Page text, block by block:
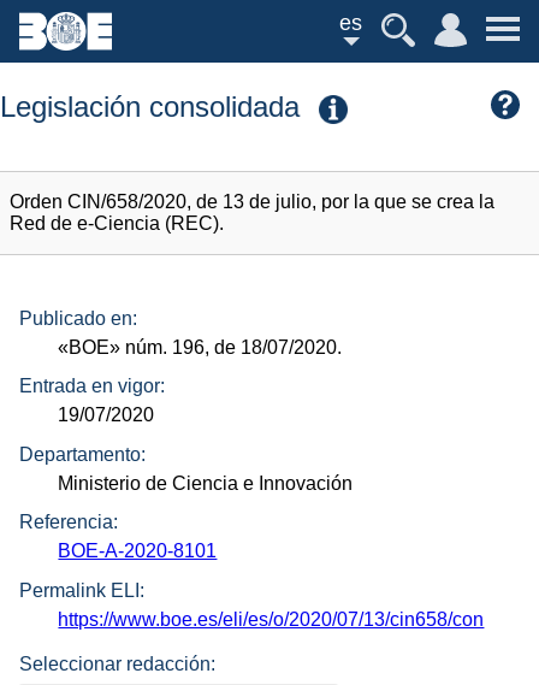
es
Legislación consolidada
Orden CIN/658/2020, de 13 de julio, por la que se crea la
Red de e-Ciencia (REC).
Publicado en:
«BOE» núm. 196, de 18/07/2020.
Entrada en vigor:
19/07/2020
Departamento:
Ministerio de Ciencia e Innovación
Referencia:
BOE-A-2020-8101
Permalink ELI:
https://www.boe.es/eli/es/o/2020/07/13/cin658/con
Seleccionar redacción: